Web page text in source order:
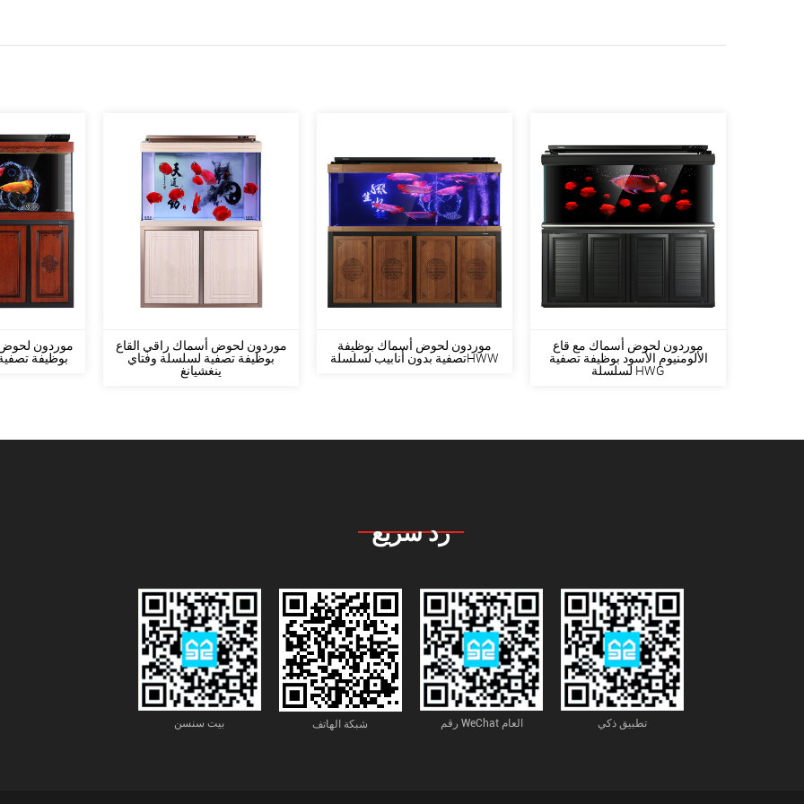
موردون
بوظيفة
موردون لحوض أسماك راقي القاع
بوظيفة تصفية لسلسلة وفتاي
ينغشيانغ
موردون لحوض أسماك بوظيفة
تصفية بدون أنابيب لسلسلةHWW
موردون لحوض أسماك مع قاع
الألومنيوم الأسود بوظيفة تصفية
لسلسلة HWG
رد سريع
بيت سنسن شبكة الهاتف رقم WeChat العام تطبيق ذكي